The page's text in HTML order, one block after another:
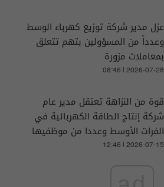
عزل مدير شركة توزيع كهرباء الوسط
وعدداً من المسؤولين بتهم تتعلق
بمعاملات مزورة
08:46 | 2026-07-28
قوة من النزاهة تعتقل مدير عام
شركة إنتاج الطاقة الكهربائية في
الفرات الأوسط وعددا من موظفيها
12:46 | 2026-07-15